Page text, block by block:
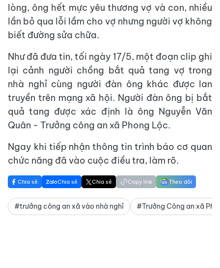
lòng, ông hết mực yêu thương vợ và con, nhiều
lần bỏ qua lỗi lầm cho vợ nhưng người vợ không
biết đường sửa chữa.
Như đã đưa tin, tối ngày 17/5, một đoạn clip ghi
lại cảnh người chồng bắt quả tang vợ trong
nhà nghỉ cùng người đàn ông khác được lan
truyền trên mạng xã hội. Người đàn ông bị bắt
quả tang được xác định là ông Nguyễn Văn
Quân - Trưởng công an xã Phong Lộc.
Ngay khi tiếp nhận thông tin trình báo cơ quan
chức năng đã vào cuộc điều tra, làm rõ.
Chia sẻ Chia sẻ Chia sẻ Copy link Theo dõi
#trưởng công an xã vào nhà nghỉ #Trưởng Công an xã